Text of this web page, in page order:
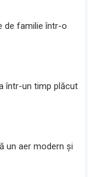
de familie într-o
într-un timp plăcut
un aer modern și